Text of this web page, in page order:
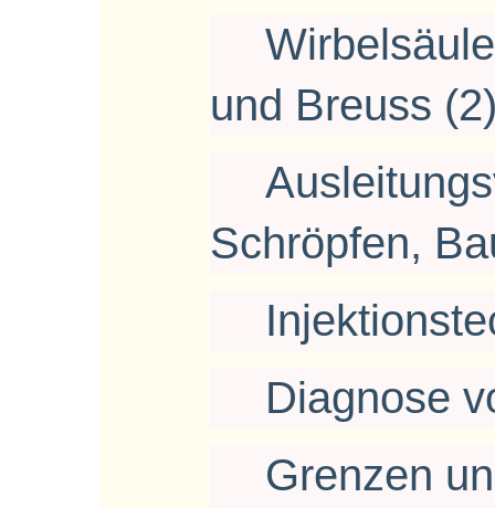
und Breuss
Schröpfen,
Diagnose
Grenzen